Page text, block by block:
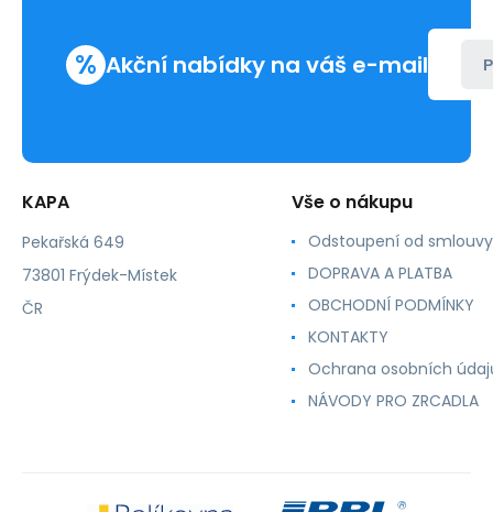
% Akční nabídky na váš e-mail
KAPA
Pekařská 649
73801 Frýdek-Místek
ČR
Vše o nákupu
Odstoupení od smlouvy
DOPRAVA A PLATBA
OBCHODNÍ PODMÍNKY
KONTAKTY
Ochrana osobních
NÁVODY PRO ZRCADLA